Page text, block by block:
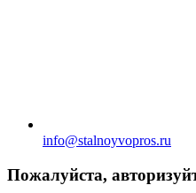
info@stalnoyvopros.ru
Пожалуйста,